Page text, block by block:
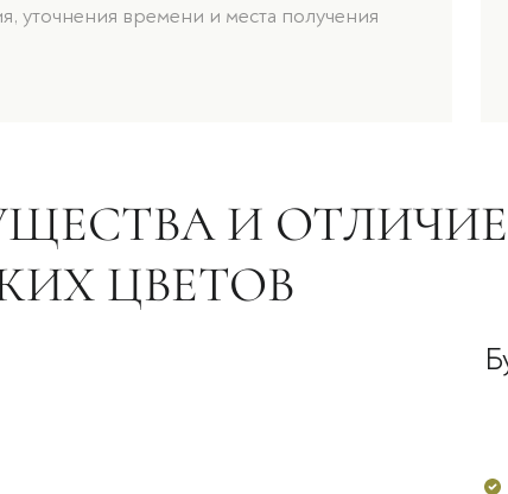
уточнения времени и места получения
И ОТЛИЧИЕ
ЦВЕТОВ